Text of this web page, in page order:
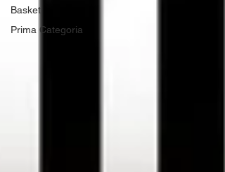
Basket
Prima Categoria